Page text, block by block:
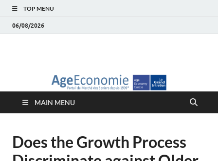
TOP MENU
06/08/2026
économie – Marché
des Seniors
MAIN MENU
Does the Growth Process